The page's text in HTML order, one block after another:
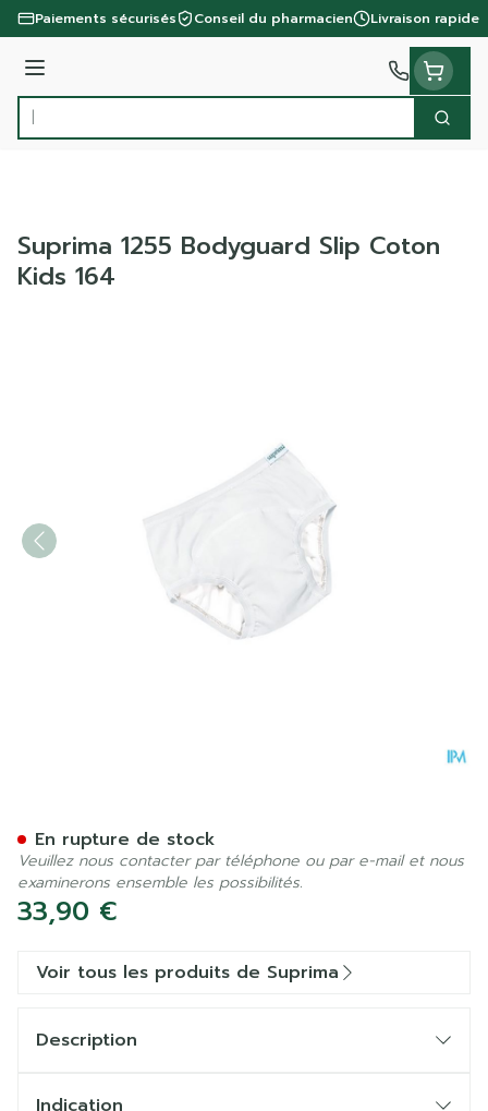
Aller au contenu
Paiements sécurisés Conseil du pharmacien Livraison rapide
Menu
Rechercher
Suprima 1255 Bodyguard Slip Coton
Kids 164
33,90 €
En rupture de stock
Veuillez nous contacter par téléphone ou par e-mail et nous
examinerons ensemble les possibilités.
Voir tous les produits de Suprima
Description
Indication